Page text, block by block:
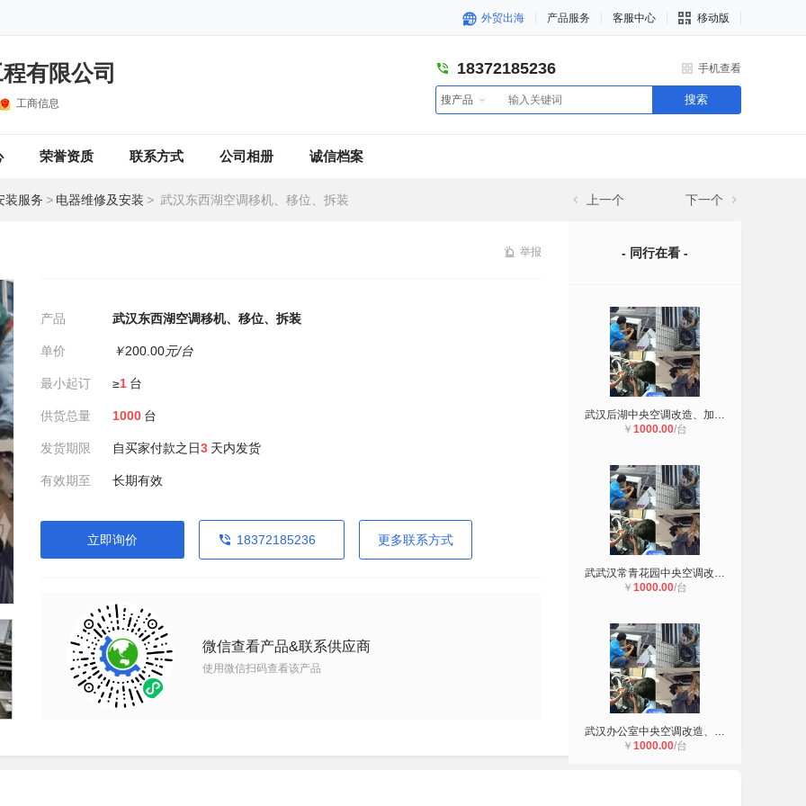
外贸出海 产品服务 客服中心 移动版
有限公司
工商信息
18372185236 手机查看
搜产品 搜索
荣誉资质 联系方式 公司相册 诚信档案
装服务 > 电器维修及安装 > 武汉东西湖空调移机、移位、拆装 上一个 下一个
举报
产品 武汉东西湖空调移机、移位、拆装
单价 ￥200.00元/台
最小起订 ≥1 台
供货总量 1000 台
发货期限 自买家付款之日3 天内发货
有效期至 长期有效
立即询价 18372185236 更多联系方式
微信查看产品&联系供应商
使用微信扫码查看该产品
- 同行在看 -
武汉后湖中央空调改造、加装、移位
￥ 1000.00/台
武武汉常青花园中央空调改造、加装
￥ 1000.00/台
武汉办公室中央空调改造、加装、改管
￥ 1000.00/台